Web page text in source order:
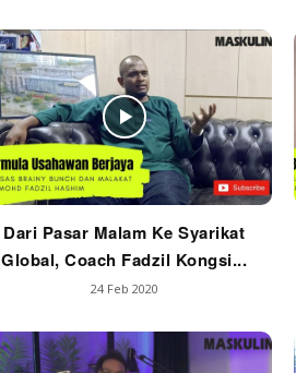
Dari Pasar Malam Ke Syarikat
Global, Coach Fadzil Kongsi...
24 Feb 2020